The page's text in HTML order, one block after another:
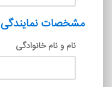
مشخصات نمایندگی
نام و نام خانوادگی